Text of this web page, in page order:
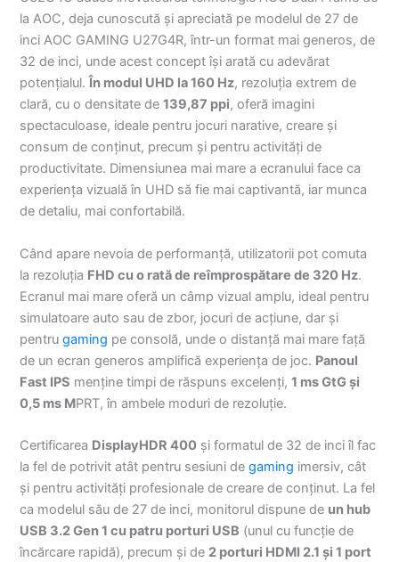
la AOC, deja cunoscută și apreciată pe modelul de 27 de
inci AOC GAMING U27G4R, într-un format mai generos, de
32 de inci, unde acest concept își arată cu adevărat
potențialul. În modul UHD la 160 Hz, rezoluția extrem de
clară, cu o densitate de139,87 ppi, oferă imagini
spectaculoase, ideale pentru jocuri narative, creare și
consum de conținut, precum și pentru activități de
productivitate. Dimensiunea mai mare a ecranului face ca
experiența vizuală în UHD să fie mai captivantă, iar munca
de detaliu, mai confortabilă.
Când apare nevoia de performanță, utilizatorii pot comuta
la rezoluția FHD cu o rată de reîmprospătare de 320 Hz.
Ecranul mai mare oferă un câmp vizual amplu, ideal pentru
simulatoare auto sau de zbor, jocuri de acțiune, dar și
pentrugaming pe consolă, unde o distanță mai mare față
de un ecran generos amplifică experiența de joc. Panoul
Fast IPS menține timpi de răspuns excelenți,1 ms GtG și
0,5 ms MPRT, în ambele moduri de rezoluție.
Certificarea DisplayHDR 400 și formatul de 32 de inci îl fac
la fel de potrivit atât pentru sesiuni degaming imersiv, cât
și pentru activități profesionale de creare de conținut. La fel
ca modelul său de 27 de inci, monitorul dispune de un hub
USB 3.2 Gen 1 cu patru porturi USB (unul cu funcție de
încărcare rapidă), precum și de 2 porturi HDMI 2.1 și 1 port